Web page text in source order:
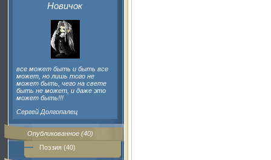
Новичок
все может быть и быть все
может, но лишь того не
может быть, чего на свете
быть не может, и даже это
может быть!!!
Сергей Долгопалец
Опубликованное (40)
Поэзия (40)